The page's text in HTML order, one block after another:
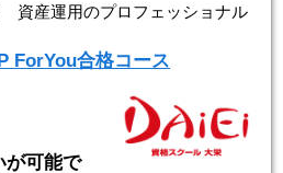
を把握（HOP講座）
ずは全体像を把握することが合格への
かむ（STEP講座）
ントを学習します。
資産運用のプロフェッショナル
ForYou合格コース
可能で